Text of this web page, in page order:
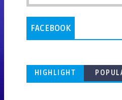
FACEBOOK
HIGHLIGHT